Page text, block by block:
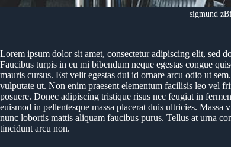
sigmund
Lorem ipsum dolor sit amet, consectetur adipiscing elit, sed
Faucibus turpis in eu mi bibendum neque egestas congue
mauris cursus. Est velit egestas dui id ornare arcu odio ut
vulputate ut. Non enim praesent elementum facilisis leo vel
posuere. Donec adipiscing tristique risus nec feugiat in
euismod in pellentesque massa placerat duis ultricies.
nunc lobortis mattis aliquam faucibus purus. Tellus at urna
tincidunt arcu non.